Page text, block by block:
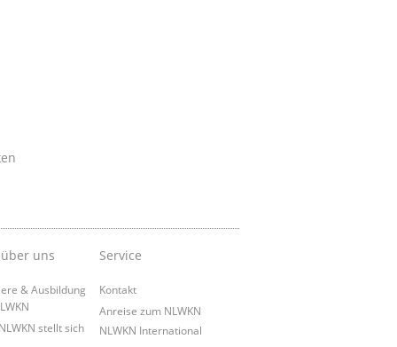
uns
& Ausbildung
stellt sich
Service
Kontakt
Anreise zum NLWKN
NLWKN International